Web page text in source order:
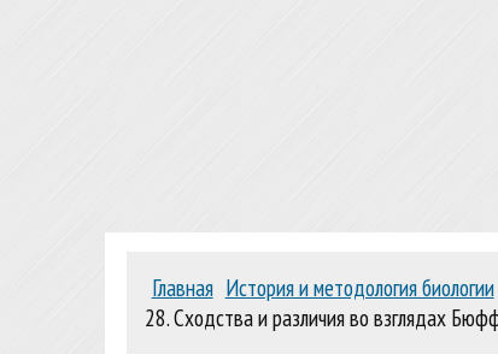
Главная История и методология биологии
28. Сходства и различия во взглядах